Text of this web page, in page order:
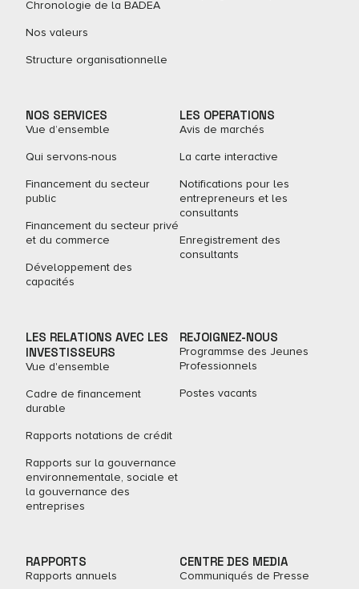
Chronologie de la BADEA
Nos valeurs
Structure organisationnelle
NOS SERVICES
Vue d’ensemble
Qui servons-nous
Financement du secteur
public
Financement du secteur privé
et du commerce
Développement des
capacités
LES OPERATIONS
Avis de marchés
La carte interactive
Notifications pour les
entrepreneurs et les
consultants
Enregistrement des
consultants
LES RELATIONS AVEC LES
INVESTISSEURS
Vue d'ensemble
Cadre de financement
durable
Rapports notations de crédit
Rapports sur la gouvernance
environnementale, sociale et
la gouvernance des
entreprises
REJOIGNEZ-NOUS
Programmse des Jeunes
Professionnels
Postes vacants
RAPPORTS
Rapports annuels
CENTRE DES MEDIA
Communiqués de Presse